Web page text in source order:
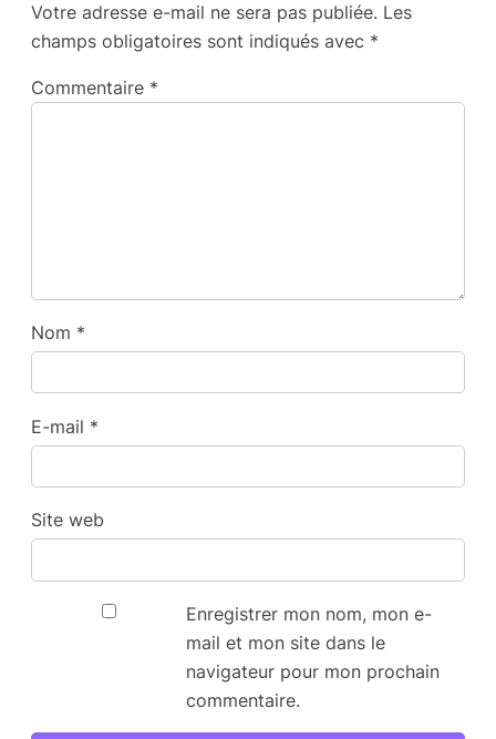
Votre adresse e-mail ne sera pas publiée. Les
champs obligatoires sont indiqués avec *
Commentaire *
Nom *
E-mail *
Site web
Enregistrer mon nom, mon e-
mail et mon site dans le
navigateur pour mon prochain
commentaire.